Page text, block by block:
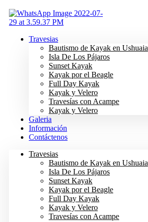
contenido
Travesias
Bautismo de Kayak en Ushuaia
Isla De Los Pájaros
Sunset Kayak
Kayak por el Beagle
Full Day Kayak
Kayak y Velero
Travesías con Acampe
Kayak y Velero
Galeria
Información
Contáctenos
Travesias
Bautismo de Kayak en Ushuaia
Isla De Los Pájaros
Sunset Kayak
Kayak por el Beagle
Full Day Kayak
Kayak y Velero
Travesías con Acampe